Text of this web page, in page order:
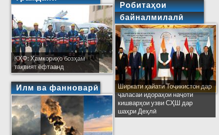
КҲФ: Ҳамкориҳо бозҳам
тақвият ёфтаанд
Илм ва фанноварӣ
Робитаҳои
байналмилалӣ
Ширкати ҳайати Тоҷикистон дар
ҷаласаи идораҳои наҷоти
кишварҳои узви СҲШ дар
шаҳри Деҳлӣ